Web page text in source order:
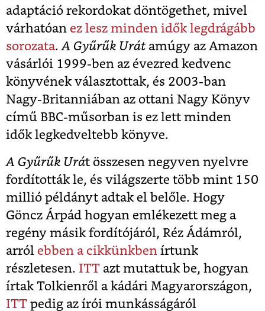
adaptáció rekordokat döntögethet, mivel
várhatóan ez lesz minden idők legdrágább
sorozata. A Gyűrűk Urátamúgy az Amazon
vásárlói 1999-ben az évezred kedvenc
könyvének választottak, és 2003-ban
Nagy-Britanniában az ottani Nagy Könyv
című BBC-műsorban is ez lett minden
idők legkedveltebb könyve.
A Gyűrűk Urát összesen negyven nyelvre
fordították le, és világszerte több mint 150
millió példányt adtak el belőle. Hogy
Göncz Árpád hogyan emlékezett meg a
regény másik fordítójáról, Réz Ádámról,
arról ebben a cikkünkben írtunk
részletesen. ITT azt mutattuk be, hogyan
írtak Tolkienről a kádári Magyarországon,
ITT pedig az írói munkásságáról